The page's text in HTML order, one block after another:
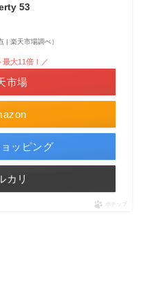
53
| 楽天市場調べ）
最大11倍！／
市場
ッピング
カリ
ポチップ